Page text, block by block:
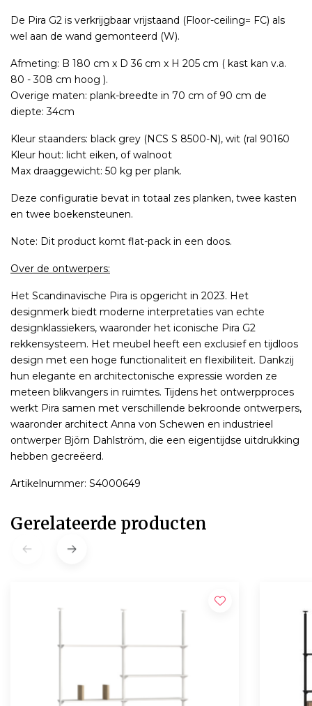
De Pira G2 is verkrijgbaar vrijstaand (Floor-ceiling= FC) als
wel aan de wand gemonteerd (W).
Afmeting: B 180 cm x D 36 cm x H 205 cm ( kast kan v.a.
80 - 308 cm hoog ).
Overige maten: plank-breedte in 70 cm of 90 cm de
diepte: 34cm
Kleur staanders: black grey (NCS S 8500-N), wit (ral 90160
Kleur hout: licht eiken, of walnoot
Max draaggewicht: 50 kg per plank.
Deze configuratie bevat in totaal zes planken, twee kasten
en twee boekensteunen.
Note: Dit product komt flat-pack in een doos.
Over de ontwerpers:
Het Scandinavische Pira is opgericht in 2023. Het
designmerk biedt moderne interpretaties van echte
designklassiekers, waaronder het iconische Pira G2
rekkensysteem. Het meubel heeft een exclusief en tijdloos
design met een hoge functionaliteit en flexibiliteit. Dankzij
hun elegante en architectonische expressie worden ze
meteen blikvangers in ruimtes. Tijdens het ontwerpproces
werkt Pira samen met verschillende bekroonde ontwerpers,
waaronder architect Anna von Schewen en industrieel
ontwerper Björn Dahlström, die een eigentijdse uitdrukking
hebben gecreëerd.
Artikelnummer: S4000649
Gerelateerde producten